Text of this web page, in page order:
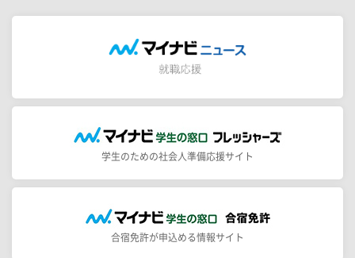
学生のための社会人準備応援サイト
合宿免許が申込める情報サイト